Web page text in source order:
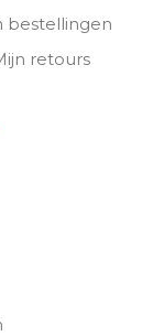
bestellingen
retours